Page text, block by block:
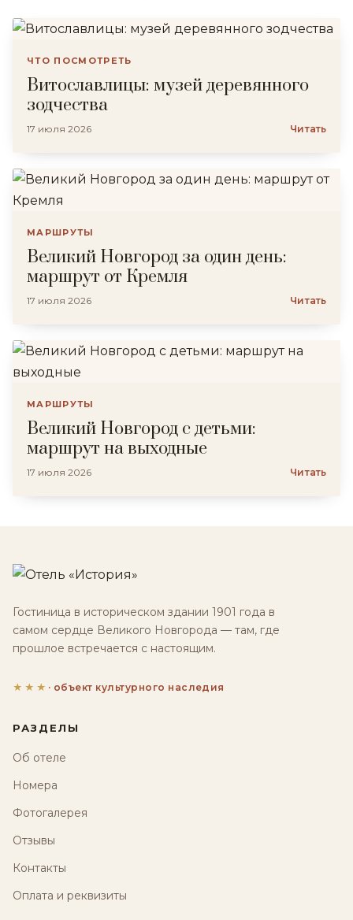
ЧТО ПОСМОТРЕТЬ
Витославлицы: музей деревянного
зодчества
17 июля 2026 Читать
МАРШРУТЫ
Великий Новгород за один день:
маршрут от Кремля
17 июля 2026 Читать
МАРШРУТЫ
Великий Новгород с детьми:
маршрут на выходные
17 июля 2026 Читать
Гостиница в историческом здании 1901 года в
самом сердце Великого Новгорода — там, где
прошлое встречается с настоящим.
★★★ · объект культурного наследия
РАЗДЕЛЫ
Об отеле
Номера
Фотогалерея
Отзывы
Контакты
Оплата и реквизиты